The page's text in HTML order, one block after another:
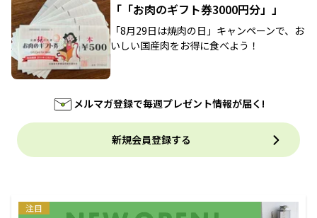
「「お肉のギフト券3000円分」」
「8月29日は焼肉の日」キャンペーンで、お
いしい国産肉をお得に食べよう！
メルマガ登録で毎週プレゼント情報が届く!
新規会員登録する
注目